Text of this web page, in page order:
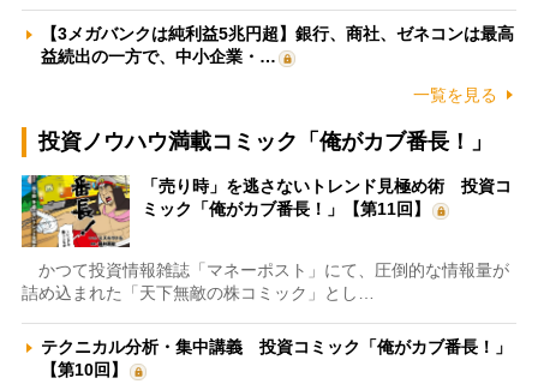
【3メガバンクは純利益5兆円超】銀行、商社、ゼネコンは最高
益続出の一方で、中小企業・…
一覧を見る
投資ノウハウ満載コミック「俺がカブ番長！」
「売り時」を逃さないトレンド見極め術 投資コ
ミック「俺がカブ番長！」【第11回】
かつて投資情報雑誌「マネーポスト」にて、圧倒的な情報量が
詰め込まれた「天下無敵の株コミック」とし…
テクニカル分析・集中講義 投資コミック「俺がカブ番長！」
【第10回】